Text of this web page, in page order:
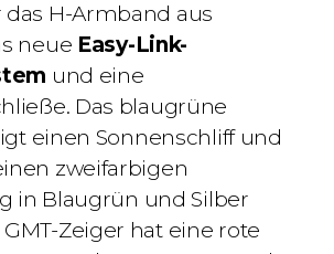
H-Armband aus
neue Easy-Link-
und eine
Das blaugrüne
einen Sonnenschliff und
zweifarbigen
in Blaugrün und Silber
Zeiger hat eine rote